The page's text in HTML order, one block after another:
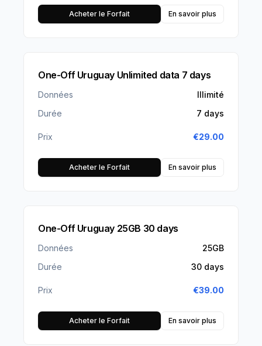
Acheter le Forfait En savoir plus
One-Off Uruguay Unlimited data 7 days
Données
Illimité
Durée
7 days
Prix €29.00
Acheter le Forfait En savoir plus
One-Off Uruguay 25GB 30 days
Données
25GB
Durée
30 days
Prix €39.00
Acheter le Forfait En savoir plus